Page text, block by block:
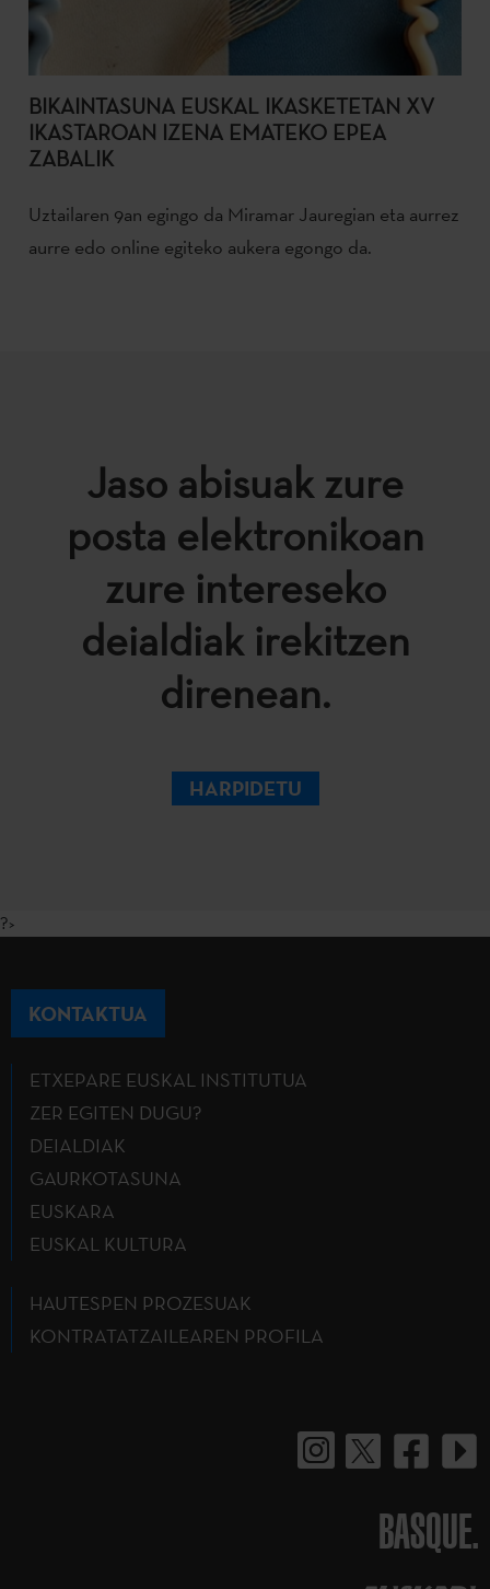
BIKAINTASUNA EUSKAL IKASKETETAN XV
IKASTAROAN IZENA EMATEKO EPEA
ZABALIK
Uztailaren 9an egingo da Miramar Jauregian eta aurrez
aurre edo online egiteko aukera egongo da.
Jaso abisuak zure
posta elektronikoan
zure intereseko
deialdiak irekitzen
direnean.
HARPIDETU
?>
KONTAKTUA
ETXEPARE EUSKAL INSTITUTUA
ZER EGITEN DUGU?
DEIALDIAK
GAURKOTASUNA
EUSKARA
EUSKAL KULTURA
HAUTESPEN PROZESUAK
KONTRATATZAILEAREN PROFILA
BASQUE.